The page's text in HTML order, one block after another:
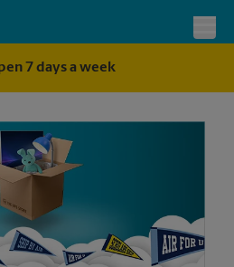
7 days a week